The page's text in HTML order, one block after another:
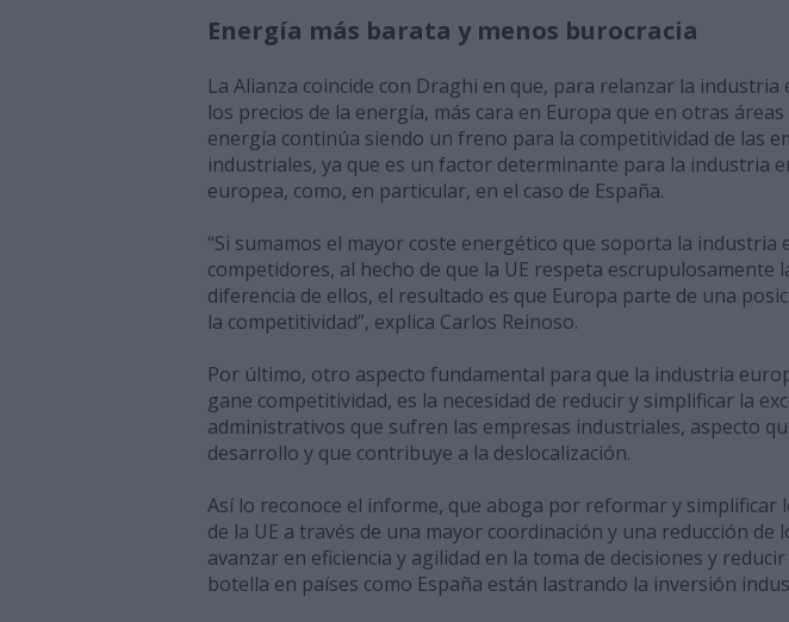
Energía más barata y menos burocracia
La Alianza coincide con Draghi en que, para relanzar la
los precios de la energía, más cara en Europa que en otras
energía continúa siendo un freno para la competitividad de las
industriales, ya que es un factor determinante para la industria
europea, como, en particular, en el caso de España.
“Si sumamos el mayor coste energético que soporta la
competidores, al hecho de que la UE respeta escrupulosamente
diferencia de ellos, el resultado es que Europa parte de una
la competitividad”, explica Carlos Reinoso.
Por último, otro aspecto fundamental para que la industria
gane competitividad, es la necesidad de reducir y simplificar la
administrativos que sufren las empresas industriales, aspecto
desarrollo y que contribuye a la deslocalización.
Así lo reconoce el informe, que aboga por reformar y simplificar
de la UE a través de una mayor coordinación y una reducción
avanzar en eficiencia y agilidad en la toma de decisiones y
botella en países como España están lastrando la inversión